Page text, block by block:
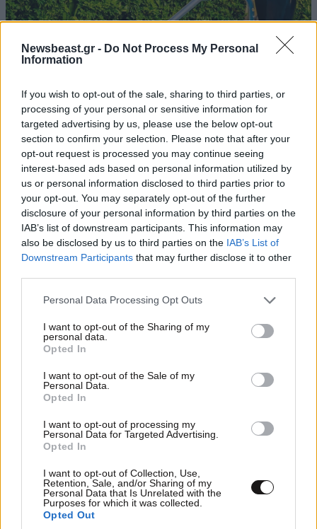
Newsbeast.gr - Do Not Process My Personal
Information
If you wish to opt-out of the sale, sharing to third parties, or
processing of your personal or sensitive information for
targeted advertising by us, please use the below opt-out
section to confirm your selection. Please note that after your
opt-out request is processed you may continue seeing
interest-based ads based on personal information utilized by
us or personal information disclosed to third parties prior to
your opt-out. You may separately opt-out of the further
disclosure of your personal information by third parties on the
IAB’s list of downstream participants. This information may
also be disclosed by us to third parties on the IAB’s List of
Downstream Participants that may further disclose it to other
Please note that this website/app uses one or more Google
not limited to your visit or usage behaviour. You may click to
grant or deny consent to Google and its third-party tags to
use your data for below specified purposes in below Google
consent section.
Personal Data Processing Opt Outs
I want to opt-out of the Sharing of my
personal data.
Opted In
I want to opt-out of the Sale of my
Personal Data.
Opted In
I want to opt-out of processing my
Personal Data for Targeted Advertising.
Opted In
I want to opt-out of Collection, Use,
Retention, Sale, and/or Sharing of my
Personal Data that Is Unrelated with the
Purposes for which it was collected.
Opted Out
ΕΛΛΑΔΑ 42 λ. πριν
Ιδιοκτήτης beach bar στην Πάρο για τον γονέα
του παιδιού που πνίγηκε: Είχε ξαναέρθει πριν
έναν μήνα και με τον τρόπο μας προσπαθήσαμε
να τον διώξουμε